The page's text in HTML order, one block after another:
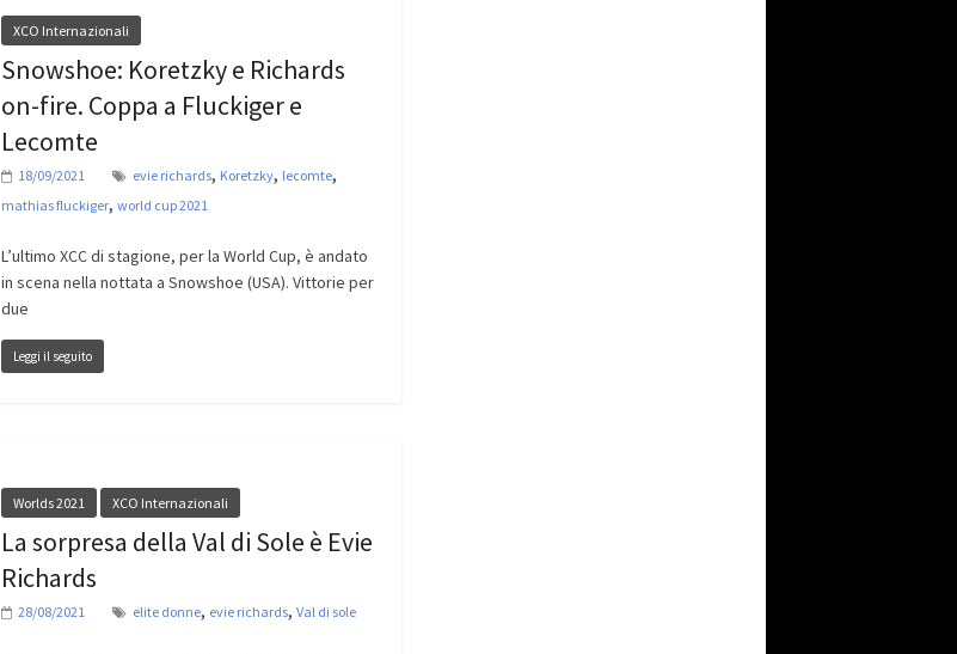
XCO Internazionali
Snowshoe: Koretzky e Richards
on-fire. Coppa a Fluckiger e
Lecomte
18/09/2021 evie richards, Koretzky, lecomte,
mathias fluckiger, world cup 2021
L’ultimo XCC di stagione, per la World Cup, è andato
in scena nella nottata a Snowshoe (USA). Vittorie per
due
Leggi il seguito
Worlds 2021 XCO Internazionali
La sorpresa della Val di Sole è Evie
Richards
28/08/2021 elite donne, evie richards, Val di sole